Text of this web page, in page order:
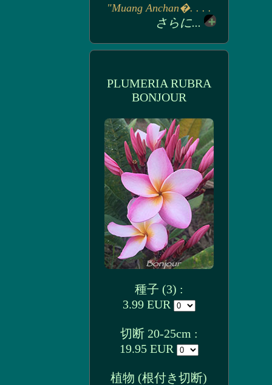
"Muang Anchan�. . . .
さらに...
PLUMERIA RUBRA
BONJOUR
種子 (3) :
3.99 EUR
切断 20-25cm :
19.95 EUR
植物 (根付き切断)